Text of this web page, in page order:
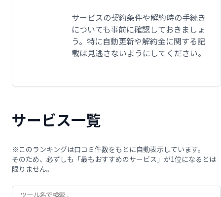
サービスの契約条件や解約時の手続き
についても事前に確認しておきましょ
う。特に自動更新や解約金に関する記
載は見逃さないようにしてください。
サービス一覧
※このランキングは口コミ件数をもとに自動表示しています。
そのため、必ずしも「最もおすすめのサービス」が1位になるとは
限りません。